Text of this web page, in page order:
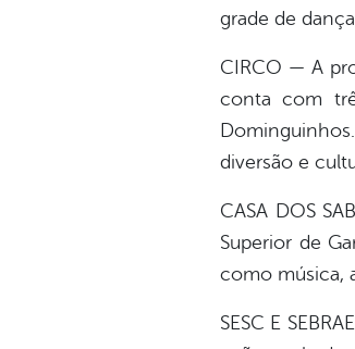
grade de
CIRCO — A
conta com
diversão e
CASA DOS
Superior de
como música,
SESC E